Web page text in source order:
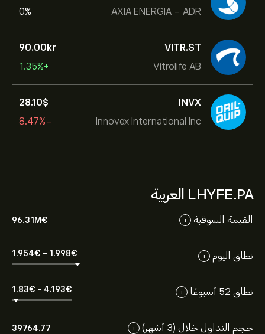
AXIA ENERGIA - ADR
0%
VITR.ST
Vitrolife AB
90.00‎kr‎
+1.35%
INVX
Innovex International Inc
28.10‎$‎
-8.47%
LHYFE.PA العربية
القيمة السوقية i
96.31M‎€‎
نطاق اليوم i
1.954‎€‎ - 1.998‎€‎
نطاق 52 أسبوعًا i
1.83‎€‎ - 4.193‎€‎
حجم التداول خلال (3 أشهر) i
39764.77